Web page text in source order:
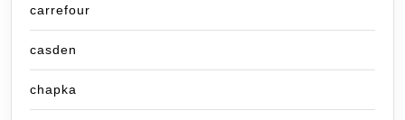
carrefour
casden
chapka